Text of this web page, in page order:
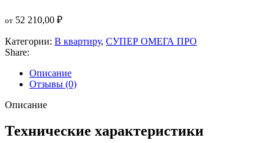
от 52 210,00 ₽
Категории: В квартиру, СУПЕР ОМЕГА ПРО
Share:
Описание
Отзывы (0)
Описание
Технические характеристики